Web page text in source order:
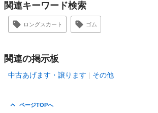
関連キーワード検索
ロングスカート ゴム
関連の掲示板
中古あげます・譲ります その他
ページTOPへ